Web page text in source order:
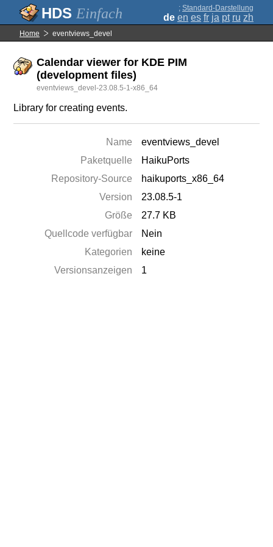
Einfach ; Standard-Darstellung
de en es fr ja pt ru zh
Home eventviews_devel
Calendar viewer for KDE PIM
(development files)
eventviews_devel-23.08.5-1-x86_64
Library for creating events.
Name
eventviews_devel
Paketquelle
HaikuPorts
Repository-Source
haikuports_x86_64
Version
23.08.5-1
Größe
27.7 KB
Quellcode verfügbar
Nein
Kategorien
keine
Versionsanzeigen
1